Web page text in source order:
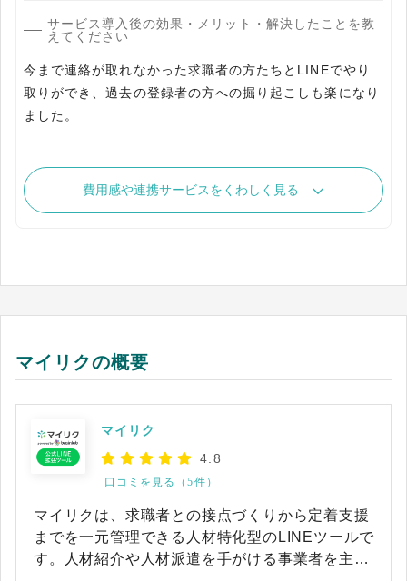
サービス導入後の効果・メリット・解決したことを教
えてください
今まで連絡が取れなかった求職者の方たちとLINEでやり
取りができ、過去の登録者の方への掘り起こしも楽になり
ました。
費用感や連携サービスをくわしく見る
マイリクの概要
マイリク
4.8
口コミを見る（5件）
マイリクは、求職者との接点づくりから定着支援
までを一元管理できる人材特化型のLINEツールで
す。人材紹介や人材派遣を手がける事業者を主な